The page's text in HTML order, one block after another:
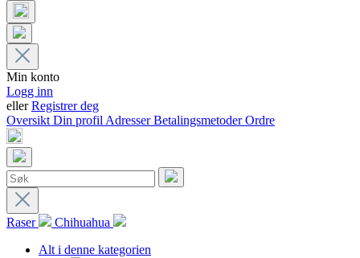
Min konto
Logg inn
ellerRegistrer deg
Oversikt Din profil AdresserBetalingsmetoderOrdre
Raser
Chihuahua
Alt i denne kategorien